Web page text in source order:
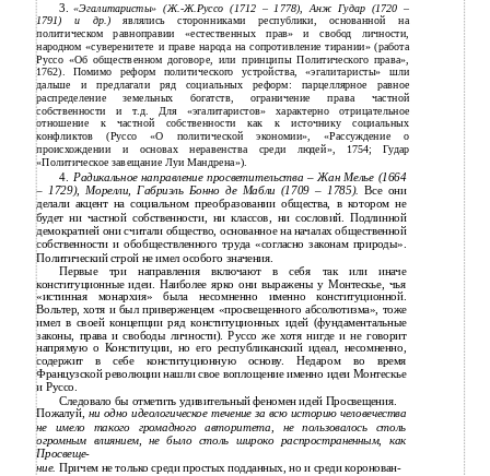
3. «Эгалитаристы»(Ж.-Ж.Руссо (1712 – 1778), Анж Гудар (1720–
1791) и др.)являлись сторонниками республики, основанной на
политическом равноправии «естественных прав» и свобод личности,
народном «суверенитете и праве народа на сопротивление тирании» (работа
Руссо «Об общественном договоре, или принципы Политического права»,
1762). Помимо реформ политического устройства, «эгалитаристы» шли
дальше и предлагали ряд социальных реформ: парцеллярное равное
распределение земельных богатств, ограничение права частной
собственности и т.д. Для «эгалитаристов» характерно отрицательное
отношение к частной собственности как к источнику социальных
конфликтов (Руссо «О политической экономии», «Рассуждение о
происхождении и основах неравенства среди людей», 1754; Гудар
«Политическое завещание Луи Мандрена»).
4. Радикальное направление просветительства – Жан Мелье (1664
–1729), Морелли, Габриэль Бонно де Мабли (1709–1785).Все они
делали акцент на социальном преобразовании общества, в котором не
будет ни частной собственности, ни классов, ни сословий. Подлинной
демократией они считали общество, основанное на началах общественной
собственности и обобществленного труда «согласно законам природы».
Политический строй не имел особого значения.
Первые три направления включают в себя так или иначе
конституционные идеи. Наиболее ярко они выражены у Монтескье, чья
«истинная монархия» была несомненно именно конституционной.
Вольтер, хотя и был приверженцем «просвещенного абсолютизма», тоже
имел в своей концепции ряд конституционных идей (фундаментальные
законы, права и свободы личности). Руссо же хотя нигде и не говорит
напрямую о Конституции, но его республиканский идеал, несомненно,
содержит в себе конституционную основу. Недаром во время
Французской революции нашли свое воплощение именно идеи Монтескье
и Руссо.
Следовало бы отметить удивительный феномен идей Просвещения.
Пожалуй, ни одно идеологическое течение за всю историю человечества
не имело такого громадного авторитета, не пользовалось столь
огромным влиянием, не было столь широко распространенным, как
Просвеще-
ние. Причем не только среди простых подданных, но и среди коронован-